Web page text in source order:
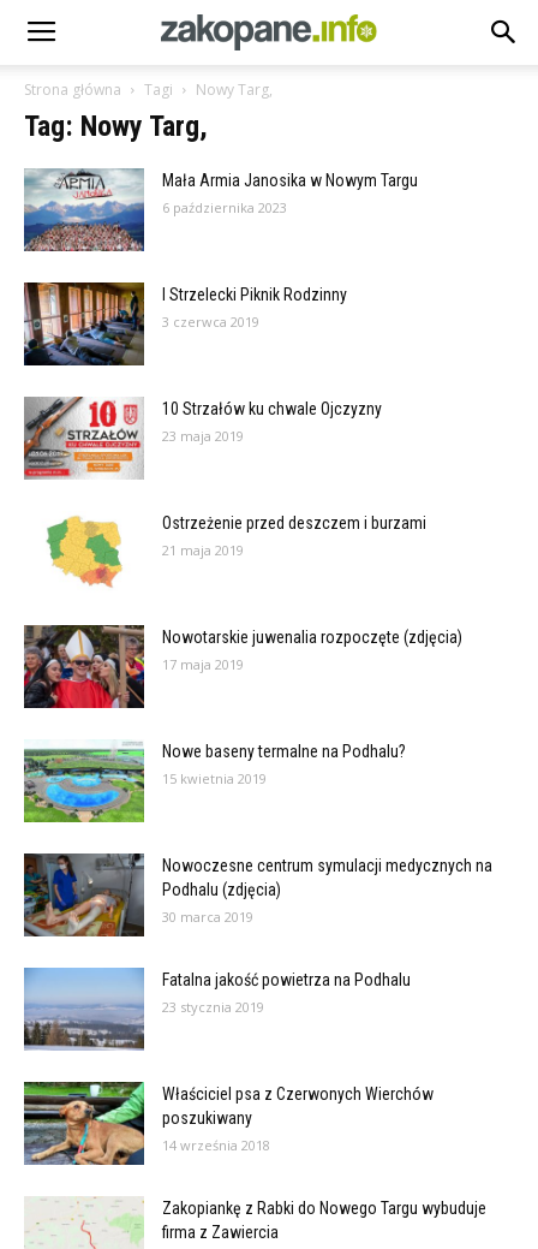
Strona główna Tagi Nowy Targ,
Tag: Nowy Targ,
Mała Armia Janosika w Nowym Targu
6 października 2023
I Strzelecki Piknik Rodzinny
3 czerwca 2019
10 Strzałów ku chwale Ojczyzny
23 maja 2019
Ostrzeżenie przed deszczem i burzami
21 maja 2019
Nowotarskie juwenalia rozpoczęte (zdjęcia)
17 maja 2019
Nowe baseny termalne na Podhalu?
15 kwietnia 2019
Nowoczesne centrum symulacji medycznych na
Podhalu (zdjęcia)
30 marca 2019
Fatalna jakość powietrza na Podhalu
23 stycznia 2019
Właściciel psa z Czerwonych Wierchów
poszukiwany
14 września 2018
Zakopiankę z Rabki do Nowego Targu wybuduje
firma z Zawiercia